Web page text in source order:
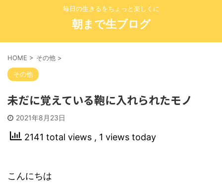
毎日の生きるをちょっと楽しくに
朝まで生ブログ
HOME > その他 >
その他
未だに覚えている鞄に入れられたモノ
2021年8月23日
2141 total views , 1 views today
こんにちは